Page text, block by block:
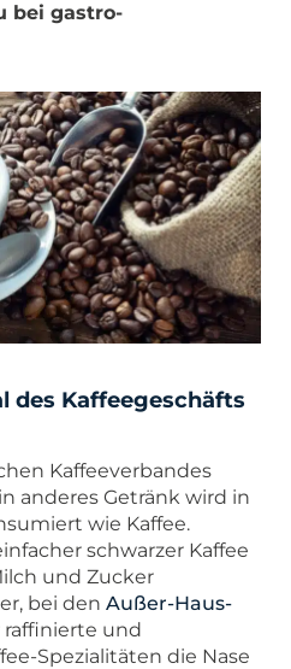
bei gastro-
des Kaffeegeschäfts
Kaffeeverbandes
anderes Getränk wird in
wie Kaffee.
schwarzer Kaffee
und Zucker
bei den Außer-Haus-
raffinierte und
Spezialitäten die Nase